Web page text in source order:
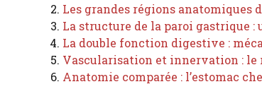
Les grandes régions anatomiques
La structure de la paroi gastrique
La double fonction digestive :
Vascularisation et innervation : le
Anatomie comparée : l’estomac